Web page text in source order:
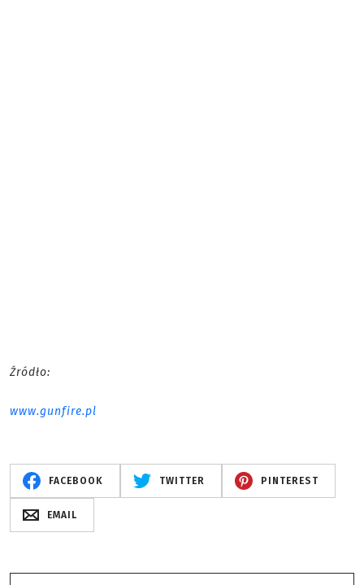
Źródło:
www.gunfire.pl
FACEBOOK TWITTER PINTEREST
EMAIL